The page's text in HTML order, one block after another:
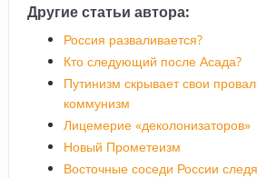
Другие статьи автора:
Россия разваливается?
Кто следующий после Асада?
Путинизм скрывает свои
коммунизм
Лицемерие «деколонизаторов»
Новый Прометеизм
Восточные соседи России